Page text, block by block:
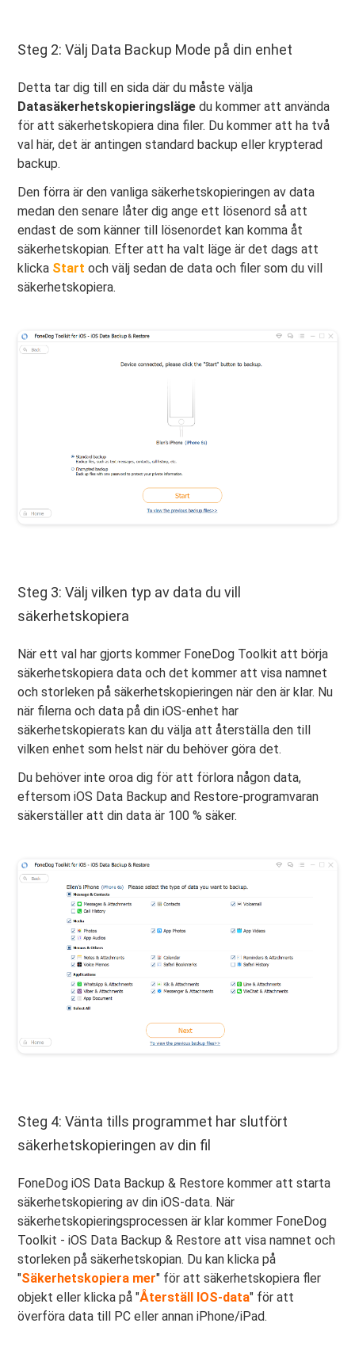
Steg 2: Välj Data Backup Mode på din enhet
Detta tar dig till en sida där du måste välja
Datasäkerhetskopieringsläge du kommer att använda
för att säkerhetskopiera dina filer. Du kommer att ha två
val här, det är antingen standard backup eller krypterad
backup.
Den förra är den vanliga säkerhetskopieringen av data
medan den senare låter dig ange ett lösenord så att
endast de som känner till lösenordet kan komma åt
säkerhetskopian. Efter att ha valt läge är det dags att
klicka Start och välj sedan de data och filer som du vill
säkerhetskopiera.
Steg 3: Välj vilken typ av data du vill
säkerhetskopiera
När ett val har gjorts kommer FoneDog Toolkit att börja
säkerhetskopiera data och det kommer att visa namnet
och storleken på säkerhetskopieringen när den är klar. Nu
när filerna och data på din iOS-enhet har
säkerhetskopierats kan du välja att återställa den till
vilken enhet som helst när du behöver göra det.
Du behöver inte oroa dig för att förlora någon data,
eftersom iOS Data Backup and Restore-programvaran
säkerställer att din data är 100 % säker.
Steg 4: Vänta tills programmet har slutfört
säkerhetskopieringen av din fil
FoneDog iOS Data Backup & Restore kommer att starta
säkerhetskopiering av din iOS-data. När
säkerhetskopieringsprocessen är klar kommer FoneDog
Toolkit - iOS Data Backup & Restore att visa namnet och
storleken på säkerhetskopian. Du kan klicka på
"Säkerhetskopiera mer" för att säkerhetskopiera fler
objekt eller klicka på "Återställ IOS-data" för att
överföra data till PC eller annan iPhone/iPad.